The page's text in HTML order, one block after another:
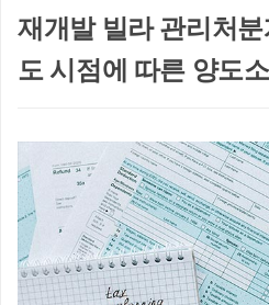
재개발 빌라 관리처
도 시점에 따른 양도